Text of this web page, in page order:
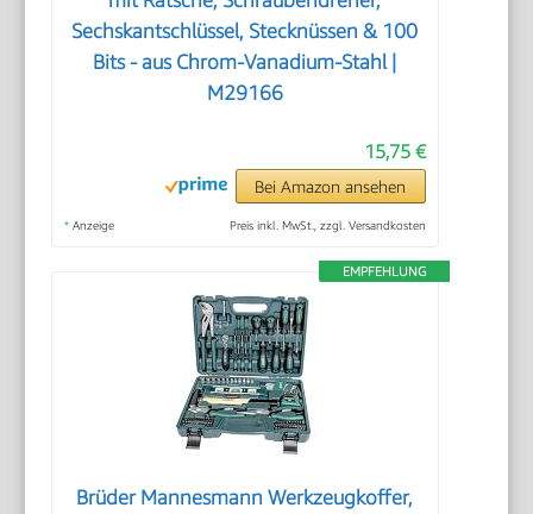
Sechskantschlüssel, Stecknüssen & 100
Bits - aus Chrom-Vanadium-Stahl |
M29166
15,75 €
Bei Amazon ansehen
* Anzeige Preis inkl. MwSt., zzgl. Versandkosten
EMPFEHLUNG
Brüder Mannesmann Werkzeugkoffer,